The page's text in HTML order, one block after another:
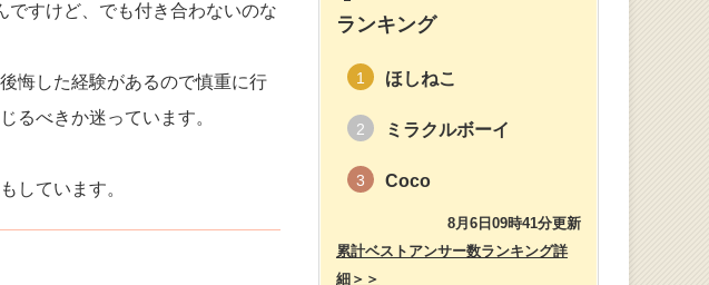
ですけど、でも付き合わないのな
悔した経験があるので慎重に行
るべきか迷っています。
しています。
ランキング
1 ほしねこ
2 ミラクルボーイ
3 Coco
8月6日09時41分更新
累計ベストアンサー数ランキング詳
細＞＞